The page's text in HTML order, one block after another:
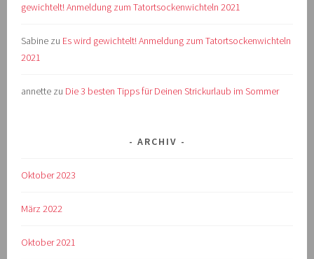
gewichtelt! Anmeldung zum Tatortsockenwichteln 2021
Sabine zu Es wird gewichtelt! Anmeldung zum Tatortsockenwichteln
2021
annette zu Die 3 besten Tipps für Deinen Strickurlaub im Sommer
ARCHIV
Oktober 2023
März 2022
Oktober 2021